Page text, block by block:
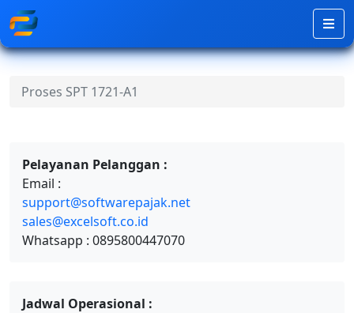
Proses SPT 1721-A1
Pelayanan Pelanggan :
Email :
support@softwarepajak.net
sales@excelsoft.co.id
Whatsapp : 0895800447070
Jadwal Operasional :